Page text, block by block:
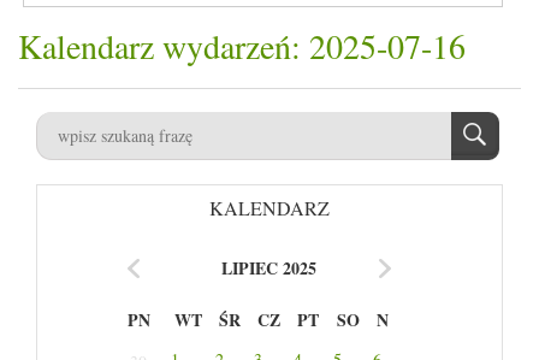
Kalendarz wydarzeń: 2025-07-16
KALENDARZ
LIPIEC 2025
PN WT ŚR CZ PT SO N